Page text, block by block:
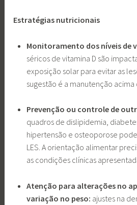
Estratégias nutricionais
Monitoramento dos níveis de
séricos de vitamina D são
exposição solar para evitar as
sugestão é a manutenção acima
Prevenção ou controle de
quadros de dislipidemia,
hipertensão e osteoporose
LES. A orientação alimentar
as condições clínicas
Atenção para alterações no
variação no peso: ajustes na